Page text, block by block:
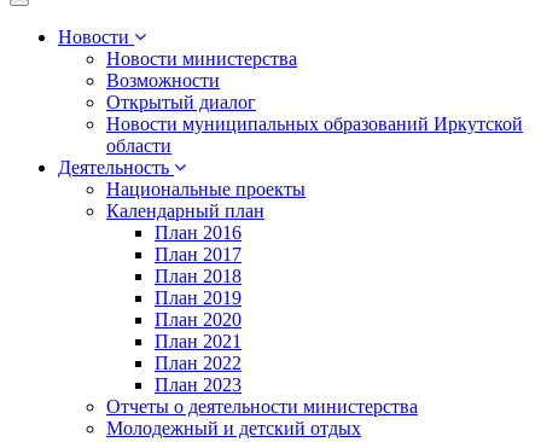
Toggle
navigationНовости
Новости министерства
Возможности
Открытый диалог
Новости муниципальных образований Иркутской
области
Деятельность
Национальные проекты
Календарный план
План 2016
План 2017
План 2018
План 2019
План 2020
План 2021
План 2022
План 2023
Отчеты о деятельности министерства
Молодежный и детский отдых